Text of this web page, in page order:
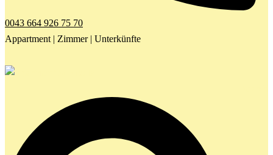
0043 664 926 75 70
Appartment | Zimmer | Unterkünfte